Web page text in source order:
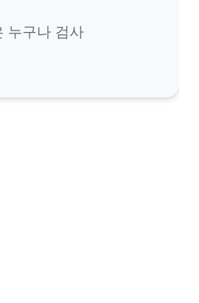
누구나 검사